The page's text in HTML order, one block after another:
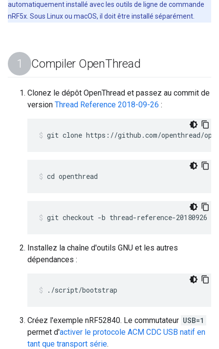
automatiquement installé avec les outils de ligne de commande
nRF5x. Sous Linux ou macOS, il doit être installé séparément.
Compiler OpenThread
Clonez le dépôt OpenThread et passez au commit de
version Thread Reference 2018-09-26 :
git clone https://github.com/openthread/
cd openthread
git checkout -b thread-reference-20180926
Installez la chaîne d'outils GNU et les autres
dépendances :
./script/bootstrap
Créez l'exemple nRF52840. Le commutateur USB=1
permet d'activer le protocole ACM CDC USB natif en
tant que transport série.